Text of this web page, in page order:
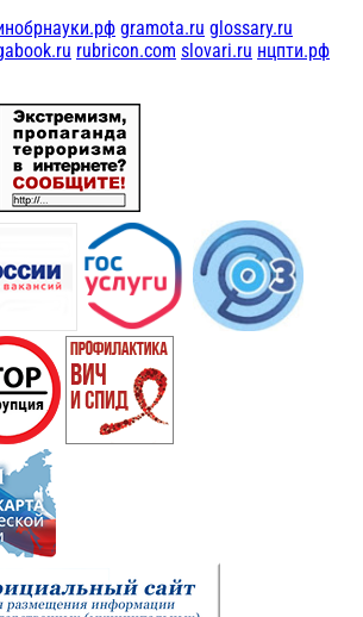
gramota.ru glossary.ru
rubricon.com slovari.ru нцпти.рф